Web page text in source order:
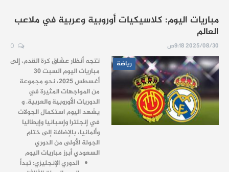
مباريات اليوم: كلاسيكيات أوروبية وعربية في ملاعب
العالم
2025/08/30 9:18ص
رياضة
تتجه أنظار عشاق كرة القدم، إلى
مباريات اليوم السبت 30
أغسطس 2025، نحو مجموعة
من المواجهات المثيرة في
الدوريات الأوروبية والعربية. و
يشهد اليوم استكمال الجولات
في إنجلترا وإسبانيا وإيطاليا
وألمانيا، بالإضافة إلى ختام
الجولة الأولى من الدوري
السعودي أبرز مباريات اليوم
الدوري الإنجليزي: تبدأ